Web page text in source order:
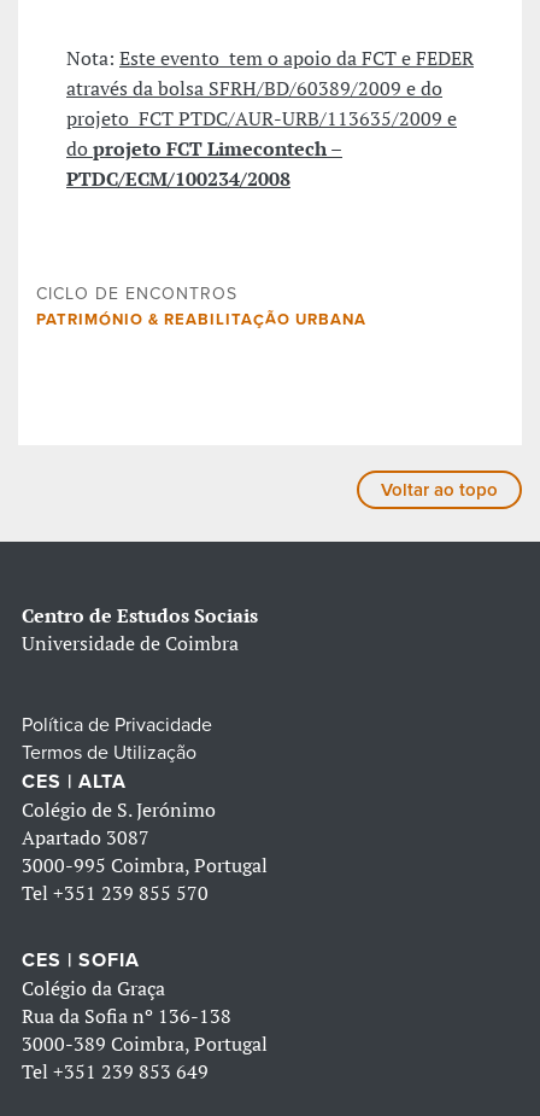
Nota: Este evento tem o apoio da FCT e FEDER
através da bolsa SFRH/BD/60389/2009 e do
projeto FCT PTDC/AUR-URB/113635/2009 e
doprojeto FCT Limecontech –
PTDC/ECM/100234/2008
CICLO DE ENCONTROS
PATRIMÓNIO & REABILITAÇÃO URBANA
Voltar ao topo
Centro de Estudos Sociais
Universidade de Coimbra
Política de Privacidade
Termos de Utilização
CES | ALTA
Colégio de S. Jerónimo
Apartado 3087
3000-995 Coimbra, Portugal
Tel +351 239 855 570
CES | SOFIA
Colégio da Graça
Rua da Sofia nº 136-138
3000-389 Coimbra, Portugal
Tel +351 239 853 649